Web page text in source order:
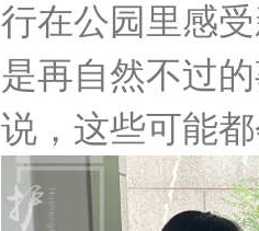
行在公园里感
是再自然不过
说，这些可能